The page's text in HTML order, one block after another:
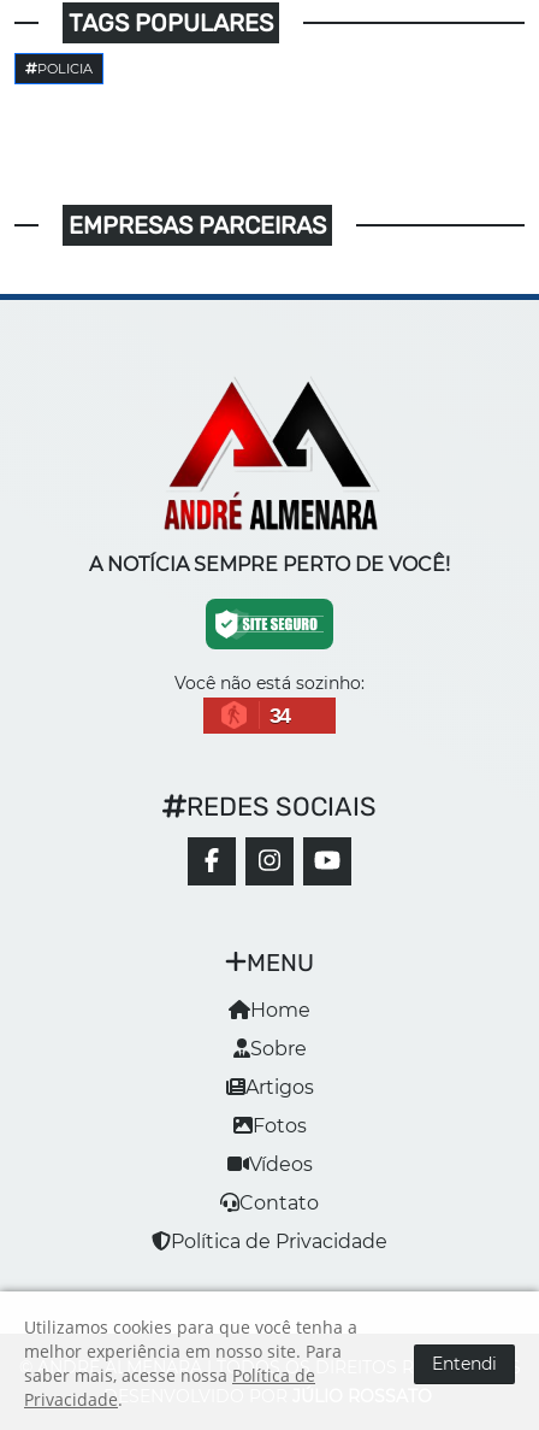
TAGS POPULARES
POLICIA
EMPRESAS PARCEIRAS
A NOTÍCIA SEMPRE PERTO DE VOCÊ!
Você não está sozinho:
34
MENU
Home
Sobre
Artigos
Fotos
Vídeos
Contato
Política de Privacidade
REDES SOCIAIS
© ANDRÉ ALMENARA | TODOS OS DIREITOS RESERVADOS
DESENVOLVIDO POR
Utilizamos cookies para que você tenha a
melhor experiência em nosso site. Para
saber mais, acesse nossa Política de
Privacidade.
Entendi